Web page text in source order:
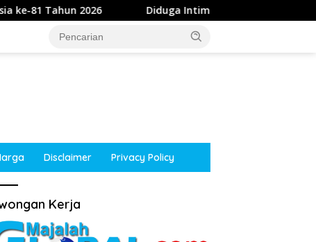
Diduga Intimidasi Wartawan di Obi, Oknum Polisi
Disclaimer Privacy Policy
Kerja